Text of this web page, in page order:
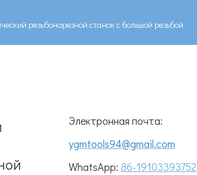
резьбонарезной станок с большой резьбой
Электронная почта:
ygmtools94@gmail.com
WhatsApp: 86-19103393752